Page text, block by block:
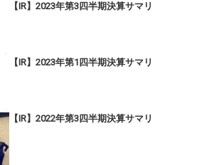
【IR】2023年第3四半期決算サマリ
【IR】2023年第1四半期決算サマリ
【IR】2022年第3四半期決算サマリ